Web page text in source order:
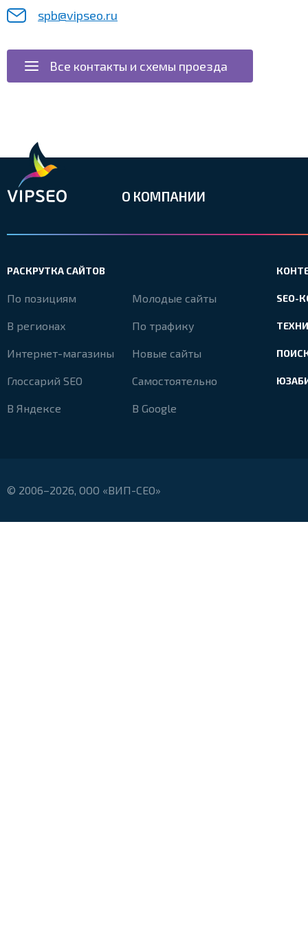
spb@vipseo.ru
Все контакты и схемы проезда
О КОМПАНИИ
РАСКРУТКА САЙТОВ
По позициям Молодые сайты
В регионах По трафику
Интернет-магазины Новые сайты
Глоссарий SEO Самостоятельно
В Яндексе В Google
SEO-
© 2006–2026, ООО «ВИП-СЕО»